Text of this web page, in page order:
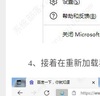
4、接着在重新加载